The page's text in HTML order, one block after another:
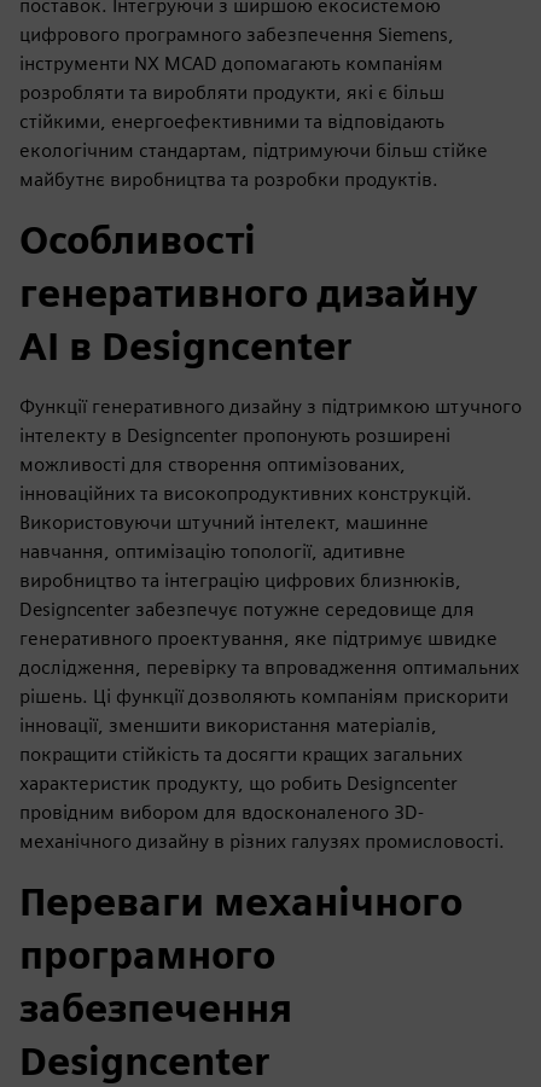
поставок. Інтегруючи з ширшою екосистемою
цифрового програмного забезпечення Siemens,
інструменти NX MCAD допомагають компаніям
розробляти та виробляти продукти, які є більш
стійкими, енергоефективними та відповідають
екологічним стандартам, підтримуючи більш стійке
майбутнє виробництва та розробки продуктів.
Особливості
генеративного дизайну
AI в Designcenter
Функції генеративного дизайну з підтримкою штучного
інтелекту в Designcenter пропонують розширені
можливості для створення оптимізованих,
інноваційних та високопродуктивних конструкцій.
Використовуючи штучний інтелект, машинне
навчання, оптимізацію топології, адитивне
виробництво та інтеграцію цифрових близнюків,
Designcenter забезпечує потужне середовище для
генеративного проектування, яке підтримує швидке
дослідження, перевірку та впровадження оптимальних
рішень. Ці функції дозволяють компаніям прискорити
інновації, зменшити використання матеріалів,
покращити стійкість та досягти кращих загальних
характеристик продукту, що робить Designcenter
провідним вибором для вдосконаленого 3D-
механічного дизайну в різних галузях промисловості.
Переваги механічного
програмного
забезпечення
Designcenter